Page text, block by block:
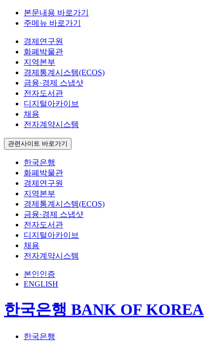
본문내용 바로가기
주메뉴 바로가기
경제연구원
화폐박물관
지역본부
경제통계시스템(ECOS)
금융·경제 스냅샷
전자도서관
디지털아카이브
채용
전자계약시스템
관련사이트 바로가기
한국은행
화폐박물관
경제연구원
지역본부
경제통계시스템(ECOS)
금융·경제 스냅샷
전자도서관
디지털아카이브
채용
전자계약시스템
본인인증
ENGLISH
한국은행 BANK OF KOREA
한국은행